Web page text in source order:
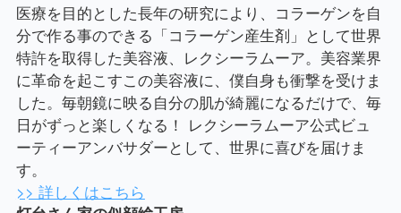
医療を目的とした長年の研究により、コラーゲンを自
分で作る事のできる「コラーゲン産生剤」として世界
特許を取得した美容液、レクシーラムーア。美容業界
に革命を起こすこの美容液に、僕自身も衝撃を受けま
した。毎朝鏡に映る自分の肌が綺麗になるだけで、毎
日がずっと楽しくなる！ レクシーラムーア公式ビュ
ーティーアンバサダーとして、世界に喜びを届けま
す。
>> 詳しくはこちら